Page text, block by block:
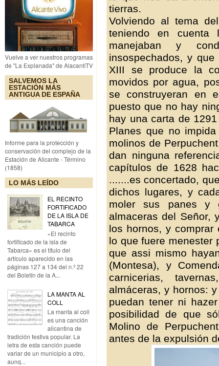
Vuelve a ver nuestros programas
de "La Explanada" de AlacantíTV
SALVEMOS LA
ESTACIÓN MÁS
ANTIGUA DE ESPAÑA
Informe para la protección y
conservación del complejo de la
Estación de Alicante - Término
(1858)
LO MÁS LEÍDO
EL RECINTO
FORTIFICADO
DE LA ISLA DE
TABARCA
«El recinto
fortificado de la isla de
Tabarca» es el título del
artículo aparecido en las
páginas 127 a 134 del n.º 22
del Boletín de la A...
LA MANTA AL
COLL
La manta al coll
es una canción
alicantina de
tradición festiva popular. La
letra de esta canción puede
variar de un municipio a otro,
aunq...
tierras.
Volviendo al tema
teniendo en cuenta
manejaban y
insospechados, y
XIII se produce la
movidos por agua,
se construyeran en
puesto que no hay
hay una carta de
Planes que no
molinos de
dan ninguna
capítulos de 1628
.......es concertado,
dichos lugares, y
moler sus panes y
almaceras del Señor,
los hornos, y comprar
lo que fuere menester
que assi mismo
(Montesa), y
carnicerias,
almáceras, y hornos:
puedan tener ni
posibilidad de que
Molino de
antes de la expulsión